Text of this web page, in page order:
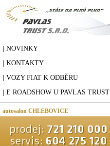
| NOVINKY
| KONTAKTY
| VOZY FIAT K ODBĚRU
| E ROADSHOW U PAVLAS TRUST
autosalon CHLEBOVICE